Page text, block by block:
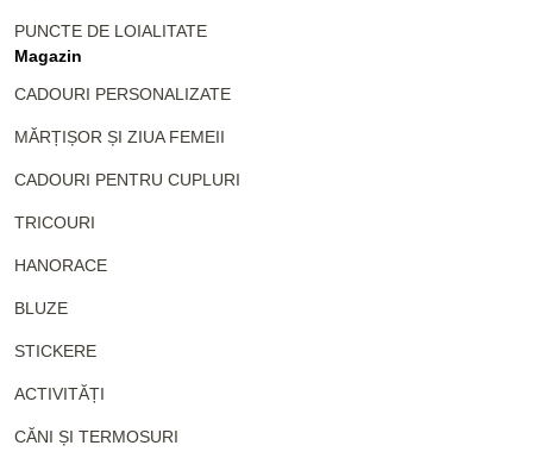
PUNCTE DE LOIALITATE
Magazin
CADOURI PERSONALIZATE
MĂRȚIȘOR ȘI ZIUA FEMEII
CADOURI PENTRU CUPLURI
TRICOURI
HANORACE
BLUZE
STICKERE
ACTIVITĂȚI
CĂNI ȘI TERMOSURI